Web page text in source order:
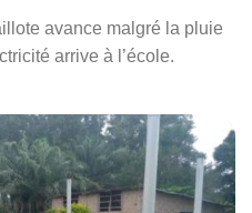
avance malgré la pluie
arrive à l’école.